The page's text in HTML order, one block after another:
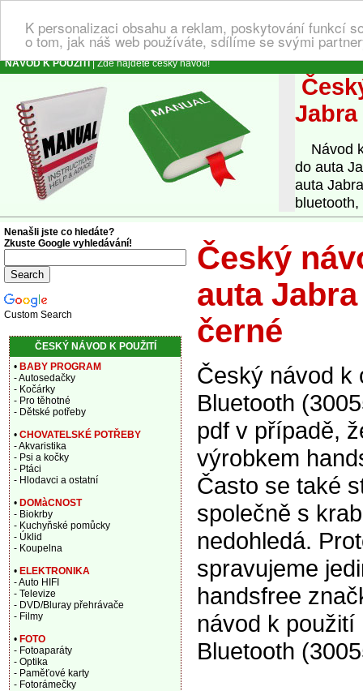
K personalizaci obsahu a reklam, poskytování funkcí
o tom, jak náš web používáte, sdílíme se svými
NÁVOD K POUŽITÍ| Zde najdete český návod!
Návod k
do auta
auta
bluetooth,
Český
auta
černé
Český návod k
Bluetooth
pdf v případě,
výrobkem
Často se také
společně s
nedohledá.
spravujeme
handsfree
návod k
Bluetooth
Nenašli jste co hledáte?
Zkuste Google vyhledávání!
Custom Search
ČESKÝ NÁVOD K POUŽITÍ
• BABY PROGRAM
- Autosedačky
- Kočárky
- Pro těhotné
- Dětské potřeby
• CHOVATELSKÉ POTŘEBY
- Akvaristika
- Psi a kočky
- Ptáci
- Hlodavci a ostatní
• DOMàCNOST
- Biokrby
- Kuchyňské pomůcky
- Úklid
- Koupelna
• ELEKTRONIKA
- Auto HIFI
- Televize
- DVD/Bluray přehrávače
- Filmy
• FOTO
- Fotoaparáty
- Optika
- Paměťové karty
- Fotorámečky